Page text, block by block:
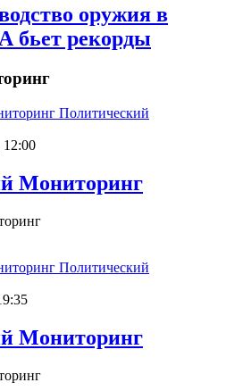
оружия в
бьет рекорды
Политический
12:00
Мониторинг
Политический
Мониторинг